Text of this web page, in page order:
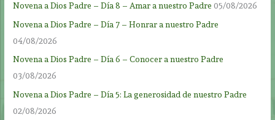
Novena a Dios Padre – Día 8 – Amar a nuestro Padre 05/08/2026
Novena a Dios Padre – Día 7 – Honrar a nuestro Padre
04/08/2026
Novena a Dios Padre – Día 6 – Conocer a nuestro Padre
03/08/2026
Novena a Dios Padre – Día 5: La generosidad de nuestro Padre
02/08/2026